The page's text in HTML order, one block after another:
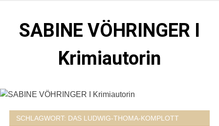
springenSABINE VÖHRINGER I
Krimiautorin
Vordergrund steht. Spielen zentral in der Münchner Altstadt.
SCHLAGWORT: DAS LUDWIG-THOMA-KOMPLOTT